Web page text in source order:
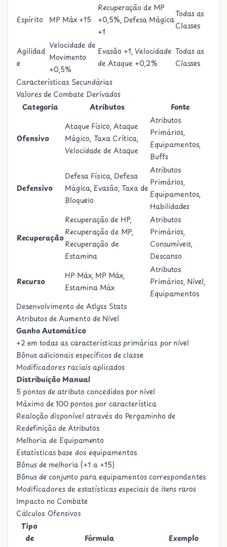
Espírito MP Máx +15
Recuperação de MP
+0,5%, Defesa Mágica
+1
Todas as
Classes
Agilidad
e
Velocidade de
Movimento
+0,5%
Evasão +1, Velocidade
de Ataque +0,2%
Todas as
Classes
Características Secundárias
Valores de Combate Derivados
Categoria
Atributos Fonte
Ofensivo
Ataque Físico, Ataque
Mágico, Taxa Crítica,
Velocidade de Ataque
Atributos
Primários,
Equipamentos,
Buffs
Defensivo
Defesa Física, Defesa
Mágica, Evasão, Taxa de
Bloqueio
Atributos
Primários,
Equipamentos,
Habilidades
Recuperação
Recuperação de HP,
Recuperação de MP,
Recuperação de
Estamina
Atributos
Primários,
Consumíveis,
Descanso
Recurso
HP Máx, MP Máx,
Estamina Máx
Atributos
Primários, Nível,
Equipamentos
Desenvolvimento de Atlyss Stats
Atributos de Aumento de Nível
Ganho Automático
+2 em todas as características primárias por nível
Bônus adicionais específicos de classe
Modificadores raciais aplicados
Distribuição Manual
5 pontos de atributo concedidos por nível
Máximo de 100 pontos por característica
Realoção disponível através do Pergaminho de
Redefinição de Atributos
Melhoria de Equipamento
Estatísticas base dos equipamentos
Bônus de melhoria (+1 a +15)
Bônus de conjunto para equipamentos correspondentes
Modificadores de estatísticas especiais de itens raros
Impacto no Combate
Cálculos Ofensivos
Tipo
de
Fórmula Exemplo